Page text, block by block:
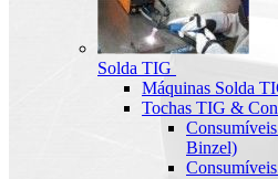
Solda TIG
Máquinas Solda
Tochas TIG &
Binzel)